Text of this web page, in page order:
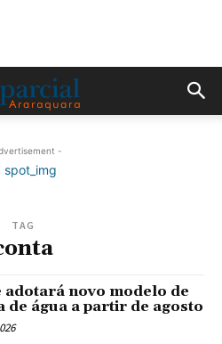
-
TAG
adotará novo modelo de
de água a partir de agosto